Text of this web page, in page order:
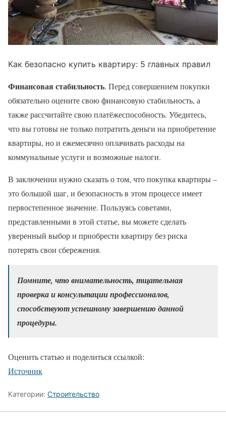
Как безопасно купить квартиру: 5 главных правил
Финансовая стабильность. Перед совершением покупки
обязательно оцените свою финансовую стабильность, а
также рассчитайте свою платёжеспособность. Убедитесь,
что вы готовы не только потратить деньги на приобретение
квартиры, но и ежемесячно оплачивать расходы на
коммунальные услуги и возможные налоги.
В заключении нужно сказать о том, что покупка квартиры –
это большой шаг, и безопасность в этом процессе имеет
первостепенное значение. Пользуясь советами,
представленными в этой статье, вы можете сделать
уверенный выбор и приобрести квартиру без риска
потерять свои сбережения.
Помните, что внимательность, тщательная
проверка и консультации профессионалов,
способствуют успешному завершению данной
процедуры.
Оценить статью и поделиться ссылкой:
Источник
Категории: Строительство